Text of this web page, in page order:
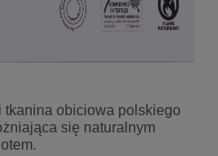
tkanina obiciowa polskiego
się naturalnym